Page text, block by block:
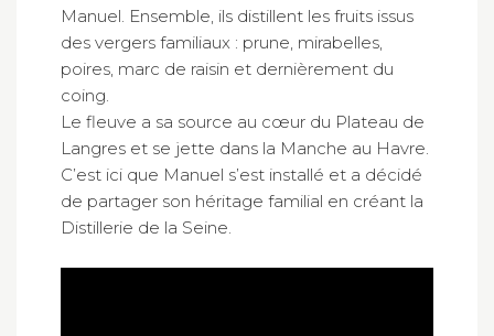
Manuel. Ensemble, ils distillent les fruits issus
des vergers familiaux : prune, mirabelles,
poires, marc de raisin et dernièrement du
coing.
Le fleuve a sa source au cœur du Plateau de
Langres et se jette dans la Manche au Havre.
C’est ici que Manuel s’est installé et a décidé
de partager son héritage familial en créant la
Distillerie de la Seine.